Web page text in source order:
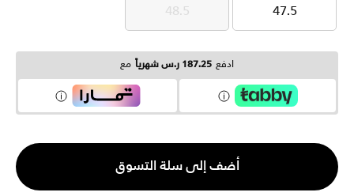
47.5
47.5
48.5
48.5
ادفع 187.25 ر.س شهرياً مع
الكمية
1
أضف إلى سلة التسوق